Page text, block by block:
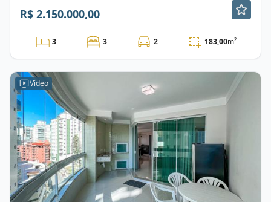
R$ 2.150.000,00
3 3 2 183,00m²
Vídeo